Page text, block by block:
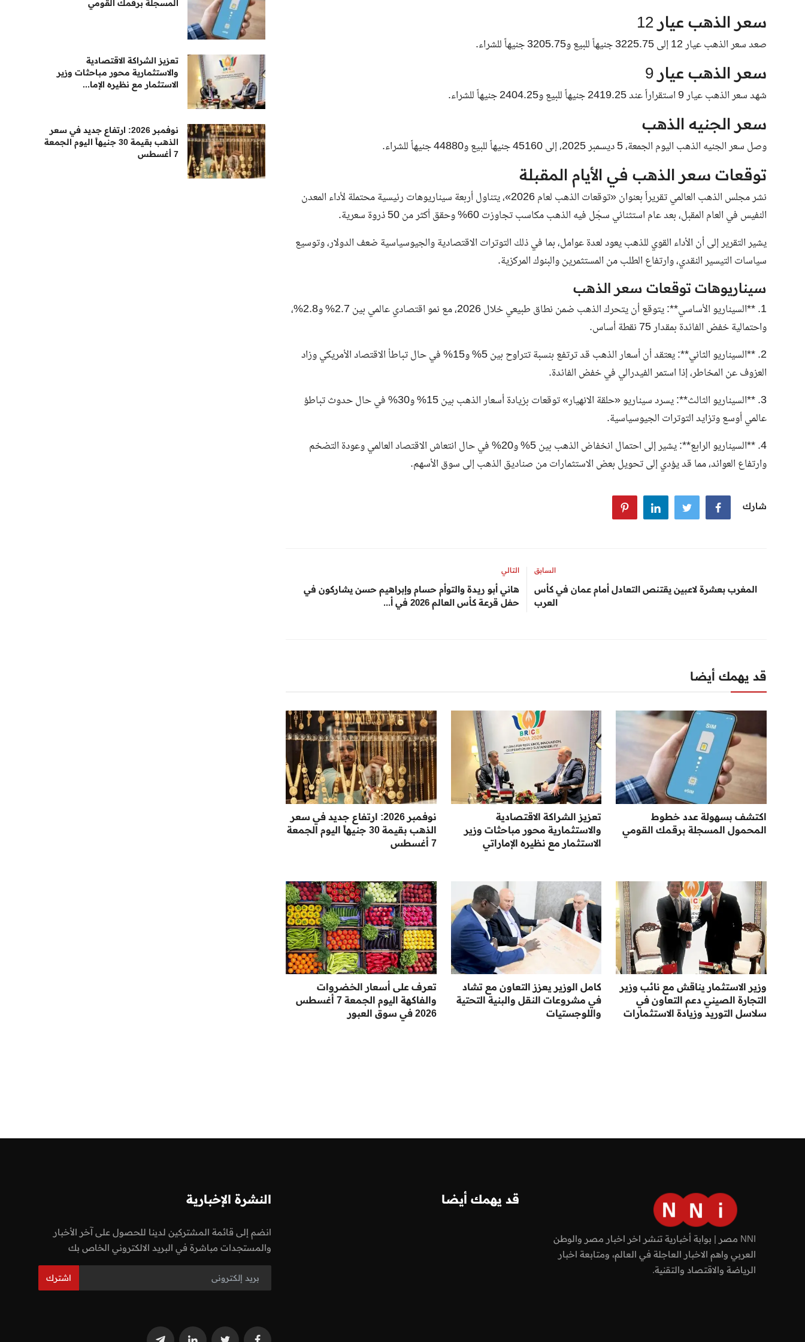
سعر الذهب عيار 12
صعد سعر الذهب عيار 12 إلى 3225.75 جنيهاً للبيع و3205.75 جنيهاً للشراء.
سعر الذهب عيار 9
شهد سعر الذهب عيار 9 استقراراً عند 2419.25 جنيهاً للبيع و2404.25 جنيهاً للشراء.
سعر الجنيه الذهب
وصل سعر الجنيه الذهب اليوم الجمعة، 5 ديسمبر 2025، إلى 45160 جنيهاً للبيع و44880 جنيهاً للشراء.
توقعات سعر الذهب في الأيام المقبلة
نشر مجلس الذهب العالمي تقريراً بعنوان «توقعات الذهب لعام 2026»، يتناول أربعة سيناريوهات رئيسية محتملة لأداء المعدن
النفيس في العام المقبل، بعد عام استثنائي سجّل فيه الذهب مكاسب تجاوزت 60% وحقق أكثر من 50 ذروة سعرية.
يشير التقرير إلى أن الأداء القوي للذهب يعود لعدة عوامل، بما في ذلك التوترات الاقتصادية والجيوسياسية ضعف الدولار، وتوسيع
سياسات التيسير النقدي، وارتفاع الطلب من المستثمرين والبنوك المركزية.
سيناريوهات توقعات سعر الذهب
1. **السيناريو الأساسي**: يتوقع أن يتحرك الذهب ضمن نطاق طبيعي خلال 2026، مع نمو اقتصادي عالمي بين 2.7% و2.8%،
واحتمالية خفض الفائدة بمقدار 75 نقطة أساس.
2. **السيناريو الثاني**: يعتقد أن أسعار الذهب قد ترتفع بنسبة تتراوح بين 5% و15% في حال تباطأ الاقتصاد الأمريكي وزاد
العزوف عن المخاطر، إذا استمر الفيدرالي في خفض الفائدة.
3. **السيناريو الثالث**: يسرد سيناريو «حلقة الانهيار» توقعات بزيادة أسعار الذهب بين 15% و30% في حال حدوث تباطؤ
عالمي أوسع وتزايد التوترات الجيوسياسية.
4. **السيناريو الرابع**: يشير إلى احتمال انخفاض الذهب بين 5% و20% في حال انتعاش الاقتصاد العالمي وعودة التضخم
وارتفاع العوائد، مما قد يؤدي إلى تحويل بعض الاستثمارات من صناديق الذهب إلى سوق الأسهم.
شارك
السابق
المغرب بعشرة لاعبين يقتنص التعادل أمام عمان في كأس
العرب
التالي
هاني أبو ريدة والتوأم حسام وإبراهيم حسن يشاركون في
حفل قرعة كأس العالم 2026 في أ...
قد يهمك أيضا
اكتشف بسهولة عدد خطوط
المحمول المسجلة برقمك القومي
تعزيز الشراكة الاقتصادية
والاستثمارية محور مباحثات وزير
الاستثمار مع نظيره الإماراتي
نوفمبر 2026: ارتفاع جديد في سعر
الذهب بقيمة 30 جنيهاً اليوم الجمعة
7 أغسطس
وزير الاستثمار يناقش مع نائب وزير
التجارة الصيني دعم التعاون في
سلاسل التوريد وزيادة الاستثمارات
كامل الوزير يعزز التعاون مع تشاد
في مشروعات النقل والبنية التحتية
واللوجستيات
تعرف على أسعار الخضروات
والفاكهة اليوم الجمعة 7 أغسطس
2026 في سوق العبور
المسجلة برقمك القومي
تعزيز الشراكة الاقتصادية
والاستثمارية محور مباحثات وزير
الاستثمار مع نظيره الإما...
نوفمبر 2026: ارتفاع جديد في سعر
الذهب بقيمة 30 جنيهاً اليوم الجمعة
7 أغسطس
NNI مصر | بوابة أخبارية تنشر اخر اخبار مصر والوطن
العربي واهم الاخبار العاجلة في العالم، ومتابعة اخبار
الرياضة والاقتصاد والتقنية.
قد يهمك أيضا النشرة الإخبارية
انضم إلى قائمة المشتركين لدينا للحصول على آخر الأخبار
والمستجدات مباشرة في البريد الالكتروني الخاص بك
اشترك